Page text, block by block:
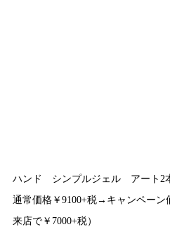
ハンド シンプルジェル アート2
通常価格￥9100+税→キャンペーン
来店で￥7000+税）